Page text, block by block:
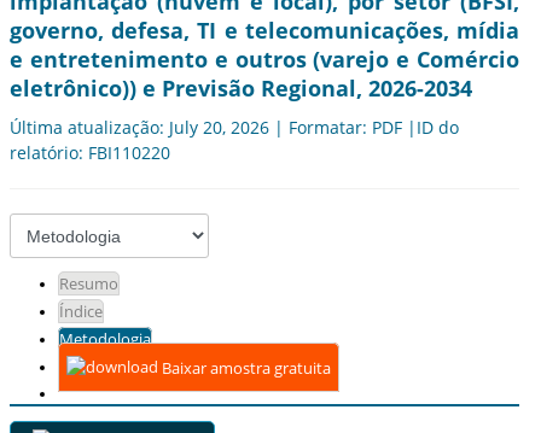
governo, defesa, TI e telecomunicações, mídia
e entretenimento e outros (varejo e Comércio
eletrônico)) e Previsão Regional, 2026-2034
Última atualização: July 20, 2026 | Formatar: PDF |ID do
relatório: FBI110220
Resumo
Índice
Metodologia
Baixar amostra gratuita